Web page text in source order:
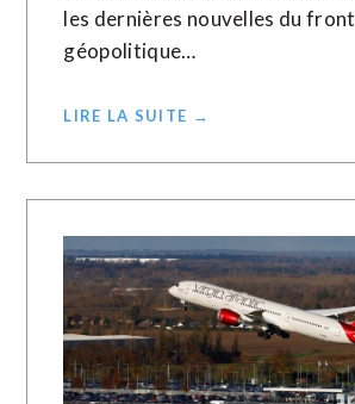
les dernières nouvelles du front
géopolitique…
LIRE LA SUITE →